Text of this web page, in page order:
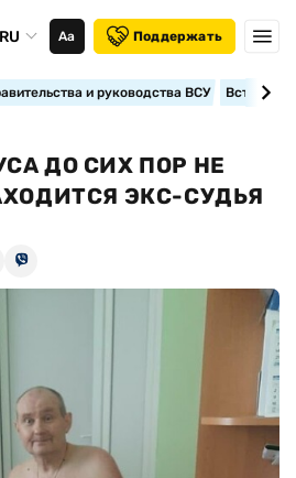
RU Аа Поддержать
и руководства ВСУ
ДО СИХ ПОР НЕ
ЭКС-СУДЬЯ